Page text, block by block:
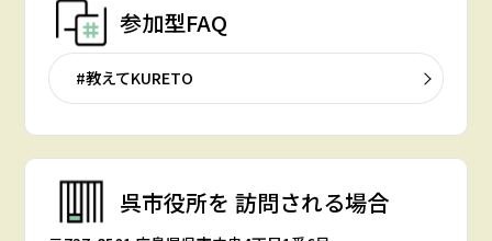
参加型FAQ
#教えてKURETO
呉市役所を 訪問される場合